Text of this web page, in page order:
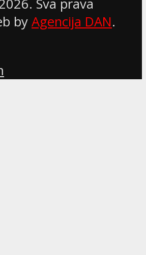
Sva prava
by Agencija DAN.